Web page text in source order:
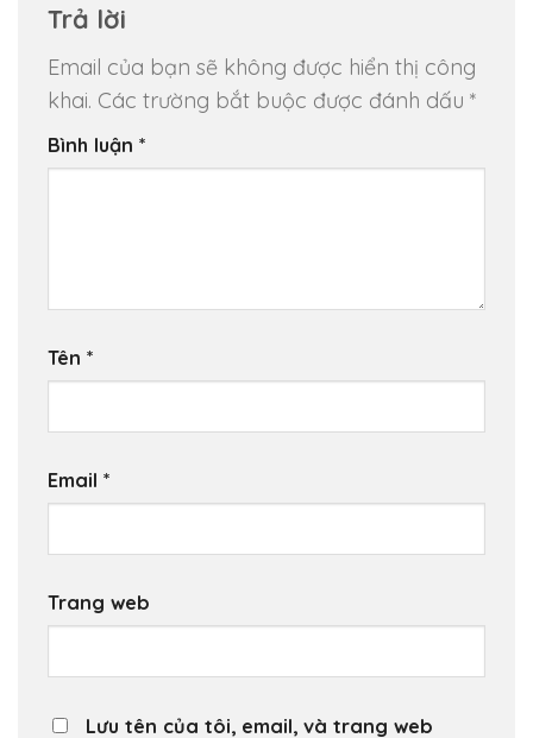
Trả lời
Email của bạn sẽ không được hiển thị công
khai. Các trường bắt buộc được đánh dấu *
Bình luận *
Tên *
Email *
Trang web
Lưu tên của tôi, email, và trang web